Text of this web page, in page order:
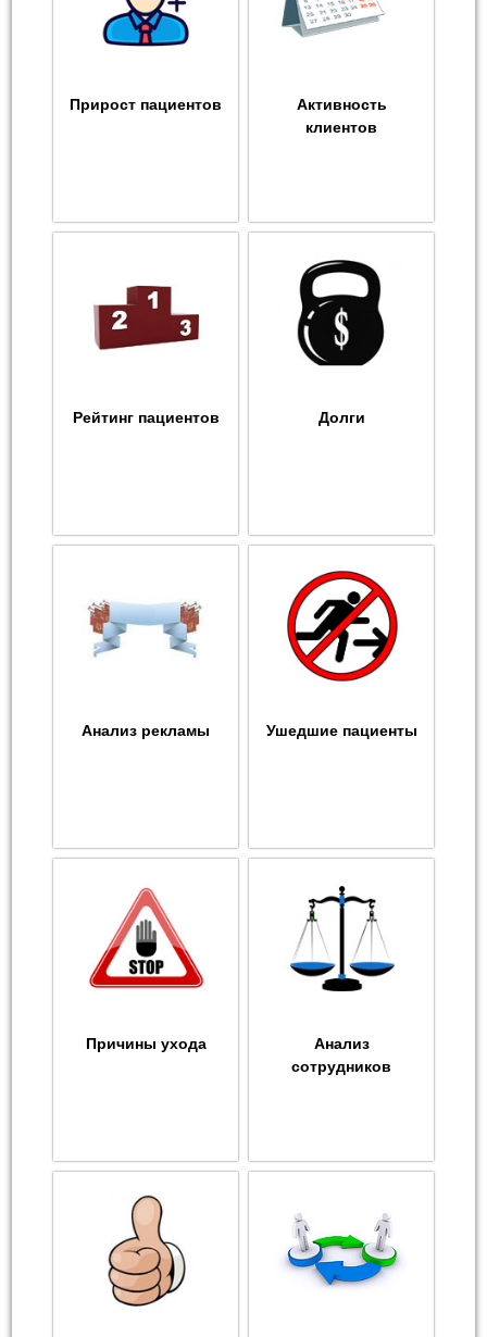
Прирост пациентов
Активность
клиентов
Рейтинг пациентов Долги
Анализ рекламы Ушедшие пациенты
Причины ухода
Анализ
сотрудников